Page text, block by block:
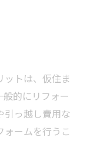
ットは、仮住ま
的にリフォー
引っ越し費用な
ォームを行うこ